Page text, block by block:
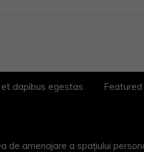
et dapibus egestas
de amenajare a spațiului